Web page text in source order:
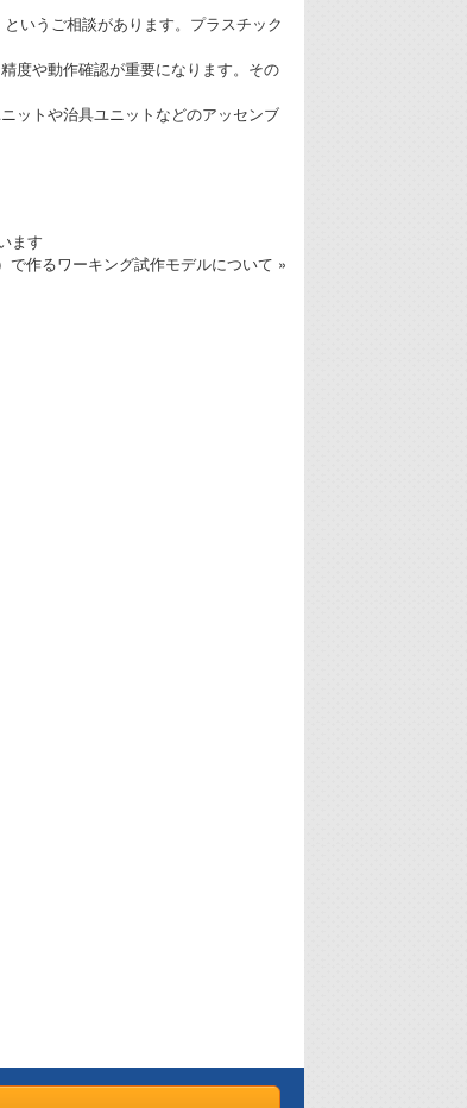
いうご相談があります。プラスチック
度や動作確認が重要になります。その
ットや治具ユニットなどのアッセンブ
ます
で作るワーキング試作モデルについて »